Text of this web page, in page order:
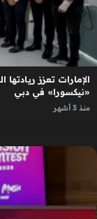
الإمارات تعزز
«نيكسورا» في دبي
منذ 3 أشهر